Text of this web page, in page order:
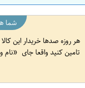
شما
هر روزه صدها خریدار این
تامین کنید واقعا جای
نام